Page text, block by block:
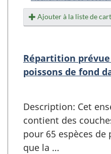
Ajouter à la liste de
Répartition prévue
poissons de fond
Description: Cet
contient des
pour 65 espèces
que la …